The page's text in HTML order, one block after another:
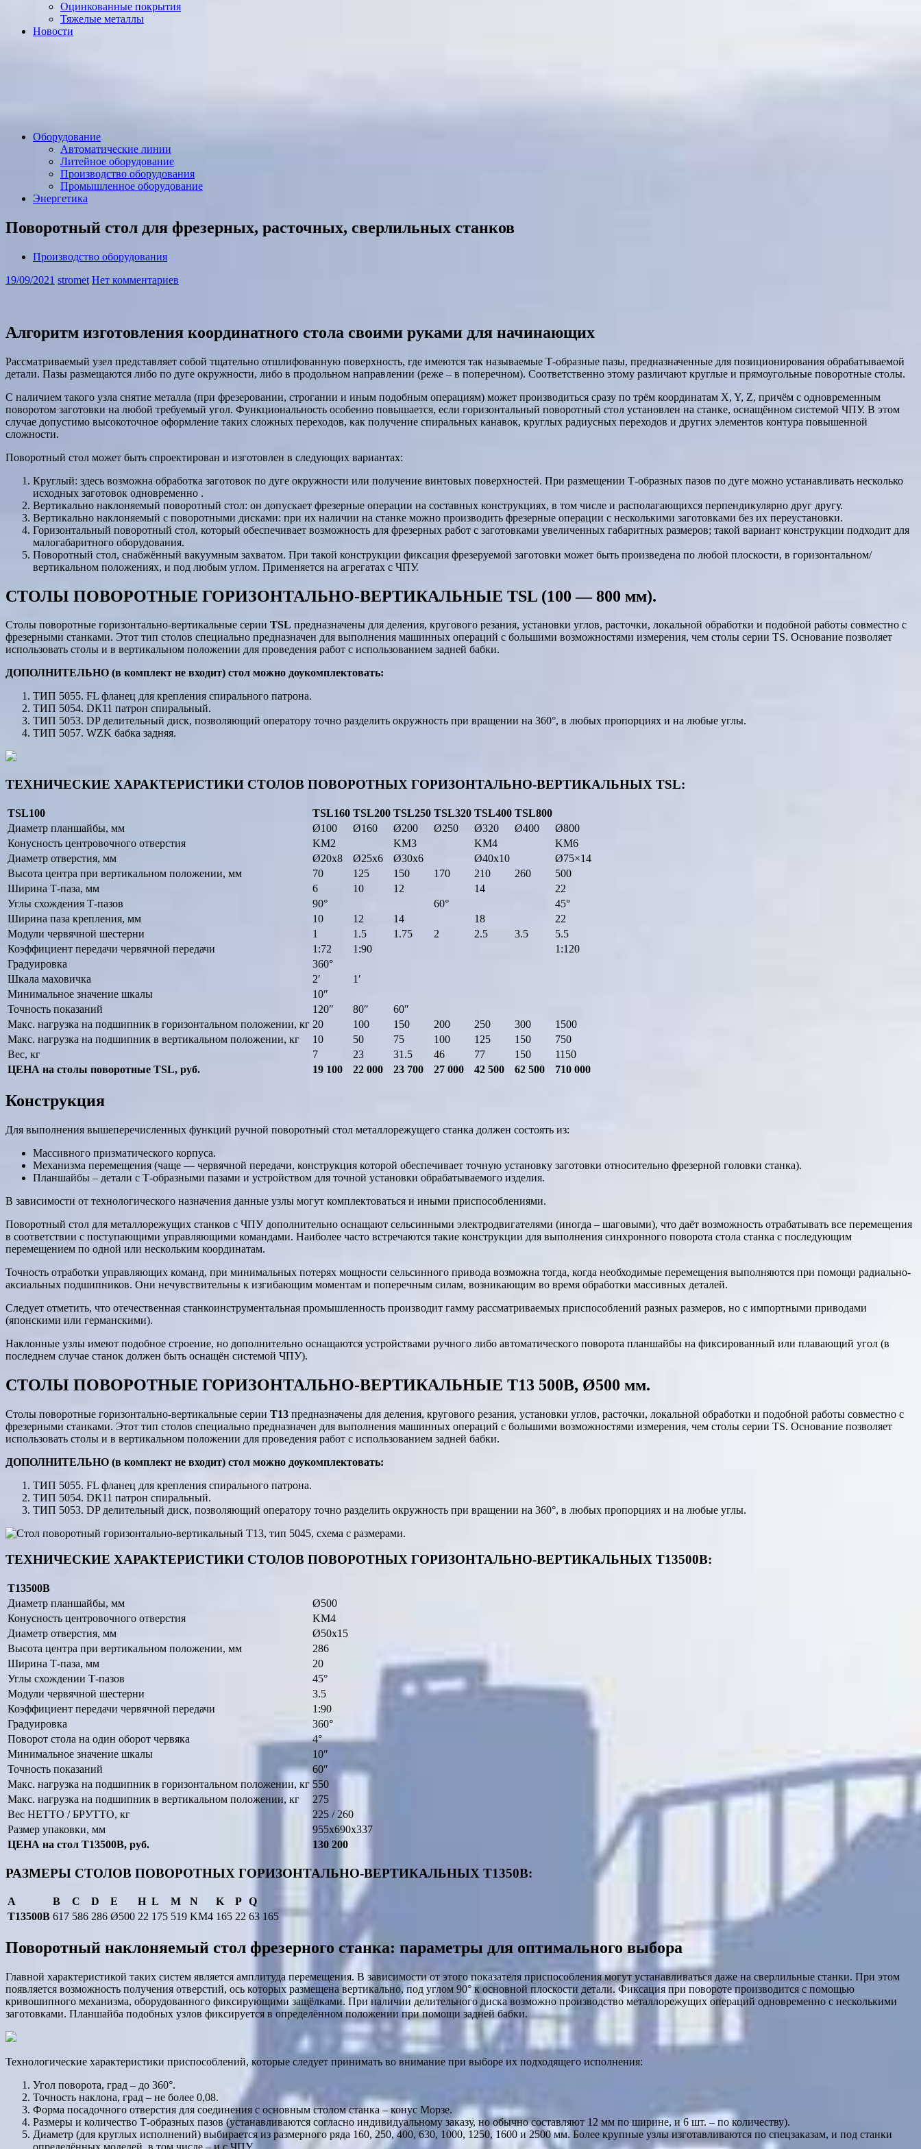
Оцинкованные покрытия
Тяжелые металлы
Новости
Оборудование
Автоматические линии
Литейное оборудование
Производство оборудования
Промышленное оборудование
Энергетика
Поворотный стол для фрезерных, расточных, сверлильных станков
Производство оборудования
19/09/2021 stromet Нет комментариев
Алгоритм изготовления координатного стола своими руками для начинающих
Рассматриваемый узел представляет собой тщательно отшлифованную поверхность, где имеются так называемые Т-образные пазы, предназначенные для позиционирования обрабатываемой
детали. Пазы размещаются либо по дуге окружности, либо в продольном направлении (реже – в поперечном). Соответственно этому различают круглые и прямоугольные поворотные столы.
С наличием такого узла снятие металла (при фрезеровании, строгании и иным подобным операциям) может производиться сразу по трём координатам X, Y, Z, причём с одновременным
поворотом заготовки на любой требуемый угол. Функциональность особенно повышается, если горизонтальный поворотный стол установлен на станке, оснащённом системой ЧПУ. В этом
случае допустимо высокоточное оформление таких сложных переходов, как получение спиральных канавок, круглых радиусных переходов и других элементов контура повышенной
сложности.
Поворотный стол может быть спроектирован и изготовлен в следующих вариантах:
Круглый: здесь возможна обработка заготовок по дуге окружности или получение винтовых поверхностей. При размещении Т-образных пазов по дуге можно устанавливать несколько
исходных заготовок одновременно .
Вертикально наклоняемый поворотный стол: он допускает фрезерные операции на составных конструкциях, в том числе и располагающихся перпендикулярно друг другу.
Вертикально наклоняемый с поворотными дисками: при их наличии на станке можно производить фрезерные операции с несколькими заготовками без их переустановки.
Горизонтальный поворотный стол, который обеспечивает возможность для фрезерных работ с заготовками увеличенных габаритных размеров; такой вариант конструкции подходит для
малогабаритного оборудования.
Поворотный стол, снабжённый вакуумным захватом. При такой конструкции фиксация фрезеруемой заготовки может быть произведена по любой плоскости, в горизонтальном/
вертикальном положениях, и под любым углом. Применяется на агрегатах с ЧПУ.
СТОЛЫ ПОВОРОТНЫЕ ГОРИЗОНТАЛЬНО-ВЕРТИКАЛЬНЫЕ TSL (100 — 800 мм).
Столы поворотные горизонтально-вертикальные серии TSL предназначены для деления, кругового резания, установки углов, расточки, локальной обработки и подобной работы совместно с
фрезерными станками. Этот тип столов специально предназначен для выполнения машинных операций с большими возможностями измерения, чем столы серии TS. Основание позволяет
использовать столы и в вертикальном положении для проведения работ с использованием задней бабки.
ДОПОЛНИТЕЛЬНО (в комплект не входит) стол можно доукомплектовать:
ТИП 5055. FL фланец для крепления спирального патрона.
ТИП 5054. DК11 патрон спиральный.
ТИП 5053. DP делительный диск, позволяющий оператору точно разделить окружность при вращении на 360°, в любых пропорциях и на любые углы.
ТИП 5057. WZK бабка задняя.
ТЕХНИЧЕСКИЕ ХАРАКТЕРИСТИКИ СТОЛОВ ПОВОРОТНЫХ ГОРИЗОНТАЛЬНО-ВЕРТИКАЛЬНЫХ TSL:
TSL100 TSL160 TSL200 TSL250 TSL320 TSL400 TSL800
Диаметр планшайбы, мм
Ø100 Ø160 Ø200 Ø250 Ø320 Ø400
Ø800
Конусность центровочного отверстия
KM2 KM3 KM4
KM6
Диаметр отверстия, мм
Ø20х8 Ø25х6 Ø30х6 Ø40х10
Ø75×14
Высота центра при вертикальном положении, мм
70 125 150 170 210 260
500
Ширина Т-паза, мм
6 10 12 14
22
Углы схождения Т-пазов
90° 60°
45°
Ширина паза крепления, мм
10 12 14 18
22
Модули червячной шестерни
1 1.5 1.75 2 2.5 3.5
5.5
Коэффициент передачи червячной передачи
1:72 1:90
1:120
Градуировка
360°
Шкала маховичка
2′
1′
Минимальное значение шкалы
10″
Точность показаний
120″ 80″
60″
Макс. нагрузка на подшипник в горизонтальном положении, кг 20 100 150 200 250 300
1500
Макс. нагрузка на подшипник в вертикальном положении, кг
10 50 75 100 125 150
750
Вес, кг
7 23 31.5 46 77 150
1150
ЦЕНА на столы поворотные TSL, руб.
19 100 22 000 23 700 27 000 42 500 62 500 710 000
Конструкция
Для выполнения вышеперечисленных функций ручной поворотный стол металлорежущего станка должен состоять из:
Массивного призматического корпуса.
Механизма перемещения (чаще — червячной передачи, конструкция которой обеспечивает точную установку заготовки относительно фрезерной головки станка).
Планшайбы – детали с Т-образными пазами и устройством для точной установки обрабатываемого изделия.
В зависимости от технологического назначения данные узлы могут комплектоваться и иными приспособлениями.
Поворотный стол для металлорежущих станков с ЧПУ дополнительно оснащают сельсинными электродвигателями (иногда – шаговыми), что даёт возможность отрабатывать все перемещения
в соответствии с поступающими управляющими командами. Наиболее часто встречаются такие конструкции для выполнения синхронного поворота стола станка с последующим
перемещением по одной или нескольким координатам.
Точность отработки управляющих команд, при минимальных потерях мощности сельсинного привода возможна тогда, когда необходимые перемещения выполняются при помощи радиально-
аксиальных подшипников. Они нечувствительны к изгибающим моментам и поперечным силам, возникающим во время обработки массивных деталей.
Следует отметить, что отечественная станкоинструментальная промышленность производит гамму рассматриваемых приспособлений разных размеров, но с импортными приводами
(японскими или германскими).
Наклонные узлы имеют подобное строение, но дополнительно оснащаются устройствами ручного либо автоматического поворота планшайбы на фиксированный или плавающий угол (в
последнем случае станок должен быть оснащён системой ЧПУ).
СТОЛЫ ПОВОРОТНЫЕ ГОРИЗОНТАЛЬНО-ВЕРТИКАЛЬНЫЕ T13 500B, Ø500 мм.
Столы поворотные горизонтально-вертикальные серии T13 предназначены для деления, кругового резания, установки углов, расточки, локальной обработки и подобной работы совместно с
фрезерными станками. Этот тип столов специально предназначен для выполнения машинных операций с большими возможностями измерения, чем столы серии TS. Основание позволяет
использовать столы и в вертикальном положении для проведения работ с использованием задней бабки.
ДОПОЛНИТЕЛЬНО (в комплект не входит) стол можно доукомплектовать:
ТИП 5055. FL фланец для крепления спирального патрона.
ТИП 5054. DК11 патрон спиральный.
ТИП 5053. DP делительный диск, позволяющий оператору точно разделить окружность при вращении на 360°, в любых пропорциях и на любые углы.
ТЕХНИЧЕСКИЕ ХАРАКТЕРИСТИКИ СТОЛОВ ПОВОРОТНЫХ ГОРИЗОНТАЛЬНО-ВЕРТИКАЛЬНЫХ T13500B:
T13500B
Диаметр планшайбы, мм
Ø500
Конусность центровочного отверстия
KM4
Диаметр отверстия, мм
Ø50х15
Высота центра при вертикальном положении, мм
286
Ширина Т-паза, мм
20
Углы схождении Т-пазов
45°
Модули червячной шестерни
3.5
Коэффициент передачи червячной передачи
1:90
Градуировка
360°
Поворот стола на один оборот червяка
4°
Минимальное значение шкалы
10″
Точность показаний
60″
Макс. нагрузка на подшипник в горизонтальном положении, кг 550
Макс. нагрузка на подшипник в вертикальном положении, кг
275
Вес НЕТТО / БРУТТО, кг
225 / 260
Размер упаковки, мм
955х690х337
ЦЕНА на стол T13500B, руб.
130 200
РАЗМЕРЫ СТОЛОВ ПОВОРОТНЫХ ГОРИЗОНТАЛЬНО-ВЕРТИКАЛЬНЫХ T1350B:
A B C D E H L M N K P Q
T13500B 617 586 286 Ø500 22 175 519 KM4 165 22 63 165
Поворотный наклоняемый стол фрезерного станка: параметры для оптимального выбора
Главной характеристикой таких систем является амплитуда перемещения. В зависимости от этого показателя приспособления могут устанавливаться даже на сверлильные станки. При этом
появляется возможность получения отверстий, ось которых размещена вертикально, под углом 90° к основной плоскости детали. Фиксация при повороте производится с помощью
кривошипного механизма, оборудованного фиксирующими защёлками. При наличии делительного диска возможно производство металлорежущих операций одновременно с несколькими
заготовками. Планшайба подобных узлов фиксируется в определённом положении при помощи задней бабки.
Технологические характеристики приспособлений, которые следует принимать во внимание при выборе их подходящего исполнения:
Угол поворота, град – до 360°.
Точность наклона, град – не более 0,08.
Форма посадочного отверстия для соединения с основным столом станка – конус Морзе.
Размеры и количество Т-образных пазов (устанавливаются согласно индивидуальному заказу, но обычно составляют 12 мм по ширине, и 6 шт. – по количеству).
Диаметр (для круглых исполнений) выбирается из размерного ряда 160, 250, 400, 630, 1000, 1250, 1600 и 2500 мм. Более крупные узлы изготавливаются по спецзаказам, и под станки